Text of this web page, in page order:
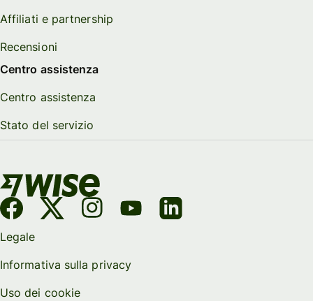
Affiliati e partnership
Recensioni
Centro assistenza
Centro assistenza
Stato del servizio
Legale
Informativa sulla privacy
Uso dei cookie